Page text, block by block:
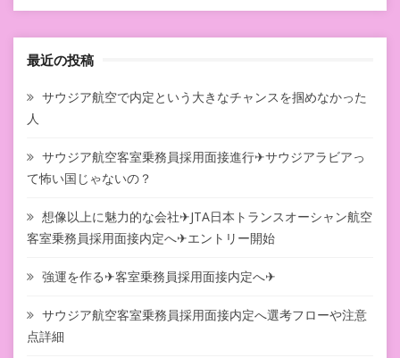
最近の投稿
サウジア航空で内定という大きなチャンスを掴めなかった
人
サウジア航空客室乗務員採用面接進行✈サウジアラビアっ
て怖い国じゃないの？
想像以上に魅力的な会社✈JTA日本トランスオーシャン航空
客室乗務員採用面接内定へ✈エントリー開始
強運を作る✈客室乗務員採用面接内定へ✈
サウジア航空客室乗務員採用面接内定へ選考フローや注意
点詳細